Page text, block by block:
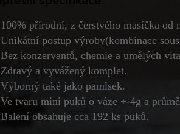
100% přírodní, z čerstvého masíčka
Unikátní postup výroby(kombinace
Bez konzervantů, chemie a umělých
Zdravý a vyvážený komplet.
Výborný také jako pamlsek.
Ve tvaru mini puků o váze +-4g a
Balení obsahuje cca 192 ks puků.